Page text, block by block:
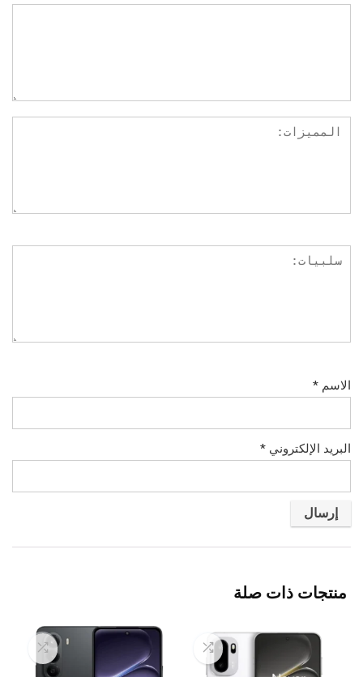
الاسم *
البريد الإلكتروني *
منتجات ذات صلة